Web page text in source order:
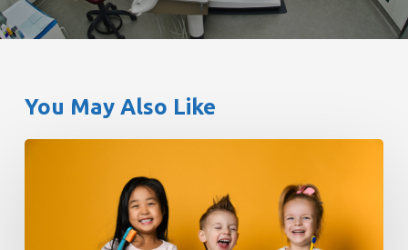
You May Also Like
Πώς